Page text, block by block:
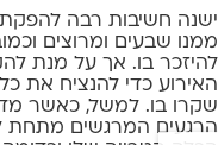
ישנה חשיבות רבה להפקת
ממנו שבעים ומרוצים
להיזכר בו. אך על מנת
האירוע כדי להנציח את
שקרו בו. למשל, כאשר
הרגעים המרגשים מתחת